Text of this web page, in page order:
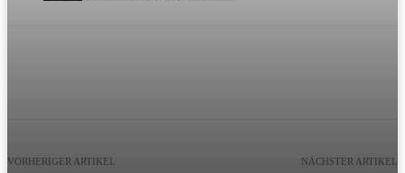
VORHERIGER ARTIKEL NÄCHSTER ARTIKEL